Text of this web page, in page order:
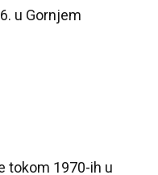
u Gornjem
tokom 1970-ih u